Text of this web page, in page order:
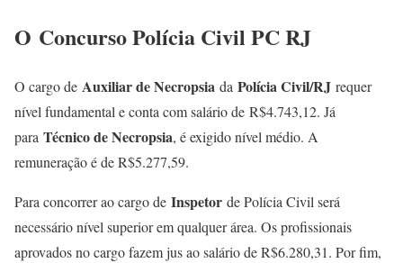
O Concurso Polícia Civil PC RJ
O cargo de Auxiliar de Necropsia da Polícia Civil/RJ requer
nível fundamental e conta com salário de R$4.743,12. Já
para Técnico de Necropsia, é exigido nível médio. A
remuneração é de R$5.277,59.
Para concorrer ao cargo de Inspetor de Polícia Civil será
necessário nível superior em qualquer área. Os profissionais
aprovados no cargo fazem jus ao salário de R$6.280,31. Por fim,